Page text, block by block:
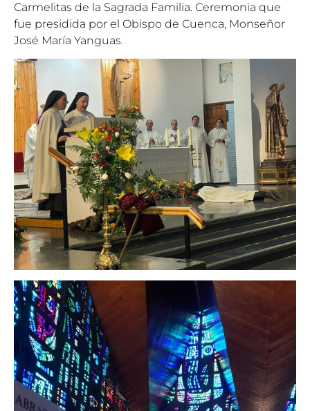
Carmelitas de la Sagrada Familia. Ceremonia que
fue presidida por el Obispo de Cuenca, Monseñor
José María Yanguas.